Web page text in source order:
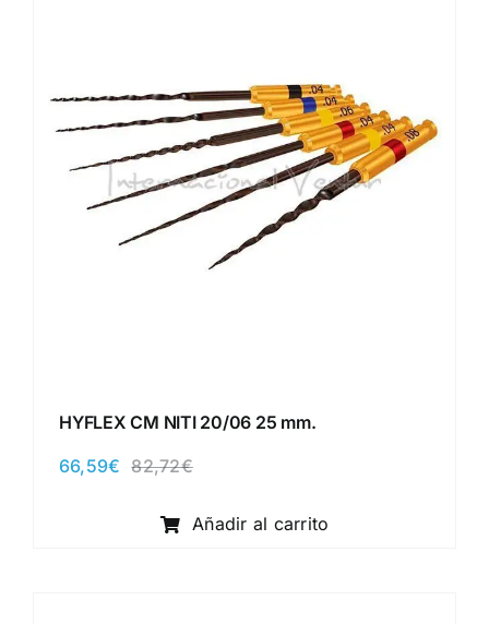
HYFLEX CM NITI 20/06 25 mm.
82,72€El
original
era:
66,59€
El
actual
es:
Añadir al carrito